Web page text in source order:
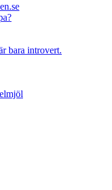
bara introvert.